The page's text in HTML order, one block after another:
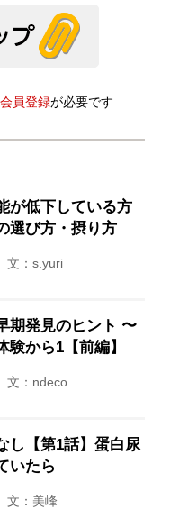
会員登録が必要です
が低下している方
選び方・摂り方
文：s.yuri
期発見のヒント 〜
験から1【前編】
文：ndeco
し【第1話】蛋白尿
いたら
文：美峰